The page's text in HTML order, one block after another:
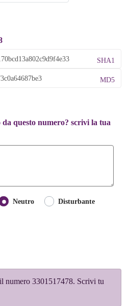
SHA1
MD5
questo numero? scrivi la tua
Neutro Disturbante
numero 3301517478. Scrivi tu